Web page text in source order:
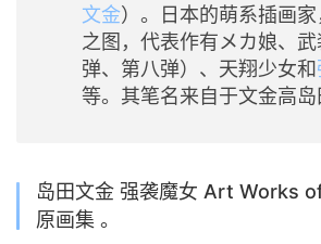
文金）。日本的萌系插画
之图，代表作有メカ娘、
弹、第八弹）、天翔少女和
等。其笔名来自于文金高岛
岛田文金 强袭魔女 Art Works
原画集 。